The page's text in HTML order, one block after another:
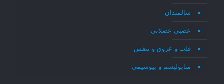
سالمندان
عصبی عضلانی
قلب و عروق و تنفس
متابولیسم و بیوشیمی